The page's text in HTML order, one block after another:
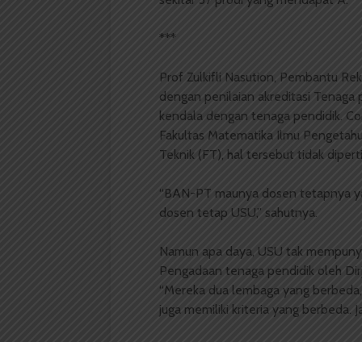
***
Prof Zulkifli Nasution, Pembantu
dengan penilaian akreditasi Tenaga
kendala dengan tenaga pendidik.
Fakultas Matematika Ilmu
Teknik (FT), hal tersebut tidak
“BAN­-PT maunya dosen tetapnya
dosen tetap USU,” sahutnya.
Namun apa daya, USU tak
Pengadaan tenaga pendidik oleh
“Mereka dua lembaga yang
juga memiliki kriteria yang berbeda.